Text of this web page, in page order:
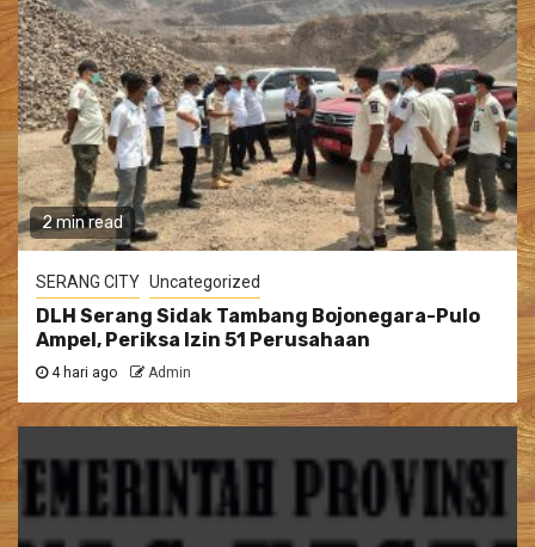
2 min read
SERANG CITY Uncategorized
DLH Serang Sidak Tambang Bojonegara-Pulo
Ampel, Periksa Izin 51 Perusahaan
4 hari ago Admin